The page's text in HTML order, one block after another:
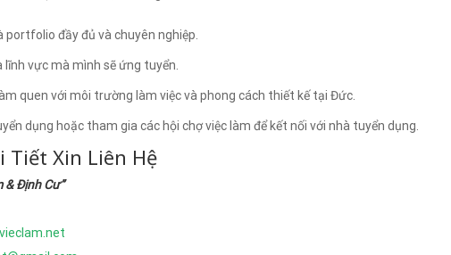
portfolio đầy đủ và chuyên nghiệp.
lĩnh vực mà mình sẽ ứng tuyển.
quen với môi trường làm việc và phong cách thiết kế tại Đức.
dụng hoặc tham gia các hội chợ việc làm để kết nối với nhà tuyển dụng.
Tiết Xin Liên Hệ
& Định Cư”